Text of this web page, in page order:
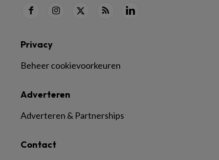
Contact
Adverteren
Adverteren & Partnerships
Privacy
Beheer cookievoorkeuren